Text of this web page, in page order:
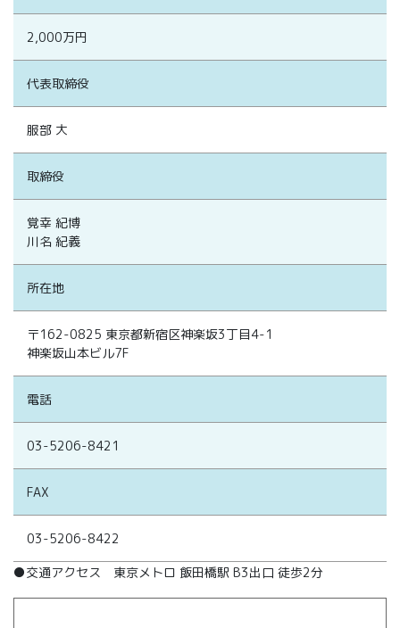
2,000万円
代表取締役
服部 大
取締役
覚幸 紀博
川名 紀義
所在地
〒162-0825 東京都新宿区神楽坂3丁目4-1
神楽坂山本ビル7F
電話
03-5206-8421
FAX
03-5206-8422
●交通アクセス 東京メトロ 飯田橋駅 B3出口 徒歩2分